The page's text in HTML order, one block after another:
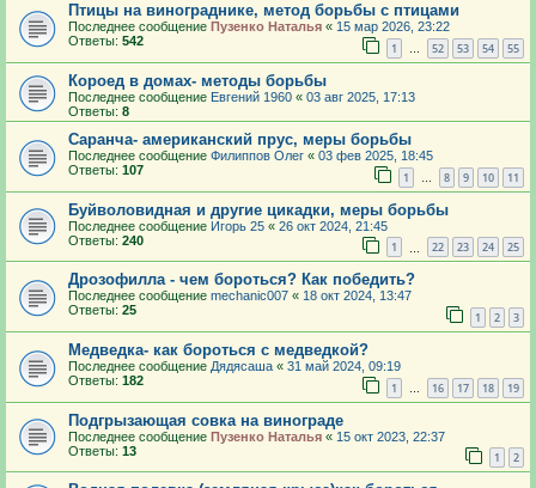
Птицы на винограднике, метод борьбы с птицами
Последнее сообщение Пузенко Наталья « 15 мар 2026, 23:22
Ответы: 542 1 … 52 53 54 55
Короед в домах- методы борьбы
Последнее сообщение Евгений 1960 « 03 авг 2025, 17:13
Ответы: 8
Саранча- американский прус, меры борьбы
Последнее сообщение Филиппов Олег « 03 фев 2025, 18:45
Ответы: 107 1 … 8 9 10 11
Буйволовидная и другие цикадки, меры борьбы
Последнее сообщение Игорь 25 « 26 окт 2024, 21:45
Ответы: 240 1 22 23 24 25
Дрозофилла - чем бороться? Как победить?
Последнее сообщение mechanic007 « 18 окт 2024, 13:47
Ответы: 25 1 2 3
Медведка- как бороться с медведкой?
Последнее сообщение Дядясаша « 31 май 2024, 09:19
Ответы: 182 1 16 17 18 19
Подгрызающая совка на винограде
Последнее сообщение Пузенко Наталья « 15 окт 2023, 22:37
Ответы: 13 1 2